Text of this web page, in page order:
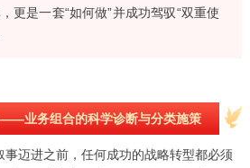
更是一套“如何做”并成功驾驭“双重使
业务组合的科学诊断与分类施策
迈进之前，任何成功的战略转型都必须